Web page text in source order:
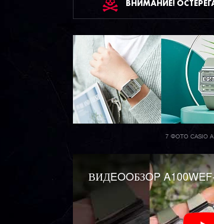
ВНИМАНИЕ!
7 ФОТО CASIO
ВИДEOOБЗOP